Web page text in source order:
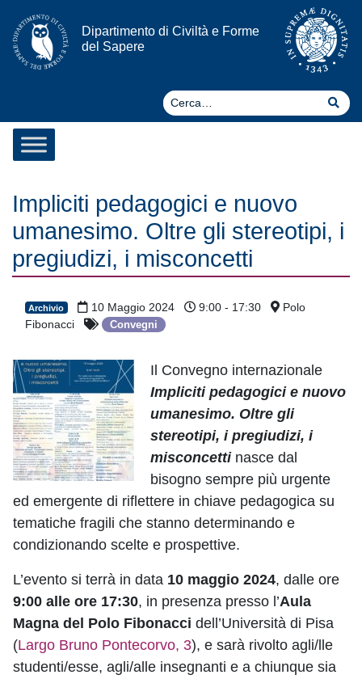
Vai al contenuto
Dipartimento di Civiltà e Forme
del Sapere
Impliciti pedagogici e nuovo
umanesimo. Oltre gli stereotipi, i
pregiudizi, i misconcetti
Archivio 10 Maggio 2024 9:00 - 17:30
Polo
Fibonacci
Convegni
Il Convegno internazionale
Impliciti pedagogici e nuovo
umanesimo. Oltre gli
stereotipi, i pregiudizi, i
misconcettinasce dal
bisogno sempre più urgente
ed emergente di riflettere in chiave pedagogica su
tematiche fragili che stanno determinando e
condizionando scelte e prospettive.
L’evento si terrà in data 10 maggio 2024, dalle ore
9:00 alle ore 17:30, in presenza presso l’Aula
Magna del Polo Fibonacci dell’Università di Pisa
(Largo Bruno Pontecorvo, 3), e sarà rivolto agli/lle
studenti/esse, agli/alle insegnanti e a chiunque sia